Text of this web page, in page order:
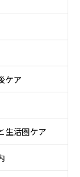
ケア
生活圏ケア